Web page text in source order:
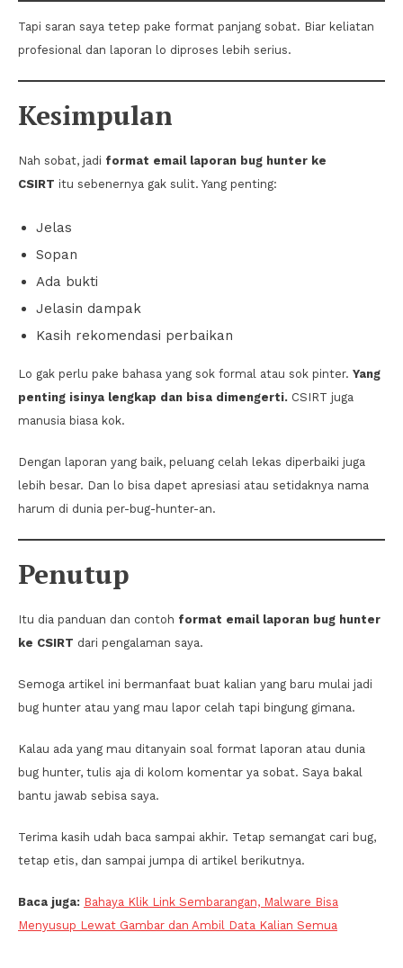
Tapi saran saya tetep pake format panjang sobat. Biar keliatan
profesional dan laporan lo diproses lebih serius.
Kesimpulan
Nah sobat, jadi format email laporan bug hunter ke
CSIRT itu sebenernya gak sulit. Yang penting:
Jelas
Sopan
Ada bukti
Jelasin dampak
Kasih rekomendasi perbaikan
Lo gak perlu pake bahasa yang sok formal atau sok pinter. Yang
penting isinya lengkap dan bisa dimengerti. CSIRT juga
manusia biasa kok.
Dengan laporan yang baik, peluang celah lekas diperbaiki juga
lebih besar. Dan lo bisa dapet apresiasi atau setidaknya nama
harum di dunia per-bug-hunter-an.
Penutup
Itu dia panduan dan contoh format email laporan bug hunter
ke CSIRT dari pengalaman saya.
Semoga artikel ini bermanfaat buat kalian yang baru mulai jadi
bug hunter atau yang mau lapor celah tapi bingung gimana.
Kalau ada yang mau ditanyain soal format laporan atau dunia
bug hunter, tulis aja di kolom komentar ya sobat. Saya bakal
bantu jawab sebisa saya.
Terima kasih udah baca sampai akhir. Tetap semangat cari bug,
tetap etis, dan sampai jumpa di artikel berikutnya.
Baca juga: Bahaya Klik Link Sembarangan, Malware Bisa
Menyusup Lewat Gambar dan Ambil Data Kalian Semua